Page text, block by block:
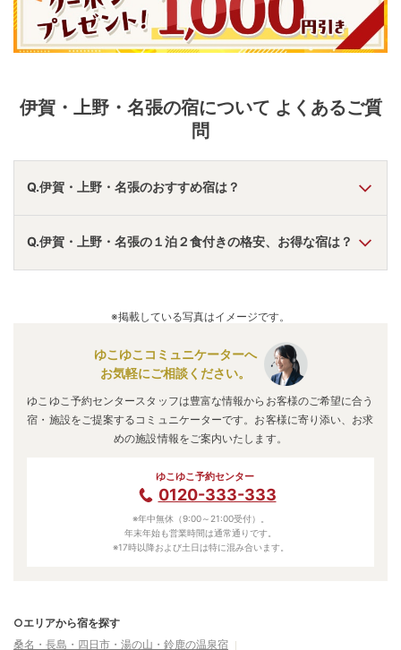
伊賀・上野・名張の宿について よくあるご質
問
Q.伊賀・上野・名張のおすすめ宿は？
A.「湯元 赤目 山水園」・「ヒルホテル サンピア伊
」・ メナード青山リゾート 」 などの旅館・ホテルがおす
すめの宿泊先です。
Q.伊賀・上野・名張の１泊２食付きの格安、お得な宿は？
価格で泊まれる宿泊先です。
※掲載している写真はイメージです。
ゆこゆこコミュニケーターへ
お気軽にご相談ください。
ゆこゆこ予約センタースタッフは豊富な情報からお客様のご希望に合う
宿・施設をご提案するコミュニケーターです。お客様に寄り添い、お求
めの施設情報をご案内いたします。
ゆこゆこ予約センター
0120-333-333
※年中無休（9:00～21:00受付）。
年末年始も営業時間は通常通りです。
※17時以降および土日は特に混み合います。
○エリアから宿を探す
桑名・長島・四日市・湯の山・鈴鹿の温泉宿